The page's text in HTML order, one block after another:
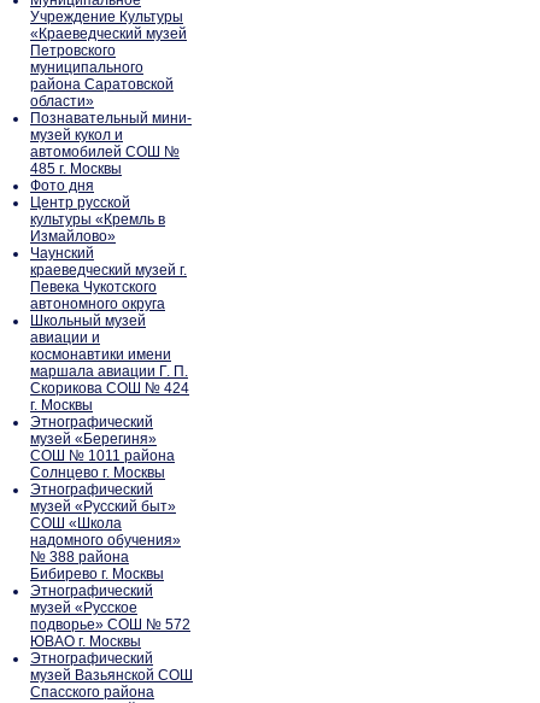
Учреждение Культуры
«Краеведческий музей
Петровского
муниципального
района Саратовской
области»
Познавательный мини-
музей кукол и
автомобилей СОШ №
485 г. Москвы
Фото дня
Центр русской
культуры «Кремль в
Измайлово»
Чаунский
краеведческий музей г.
Певека Чукотского
автономного округа
Школьный музей
авиации и
космонавтики имени
маршала авиации Г. П.
Скорикова СОШ № 424
г. Москвы
Этнографический
музей «Берегиня»
СОШ № 1011 района
Солнцево г. Москвы
Этнографический
музей «Русский быт»
СОШ «Школа
надомного обучения»
№ 388 района
Бибирево г. Москвы
Этнографический
музей «Русское
подворье» СОШ № 572
ЮВАО г. Москвы
Этнографический
музей Вазьянской СОШ
Спасского района